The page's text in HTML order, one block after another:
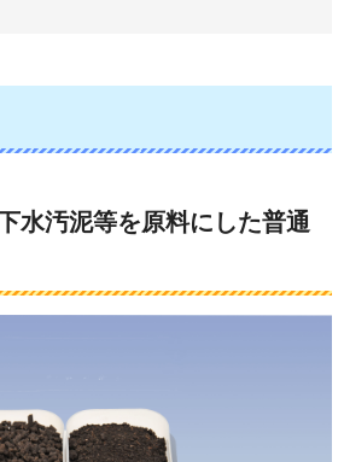
水汚泥等を原料にした普通